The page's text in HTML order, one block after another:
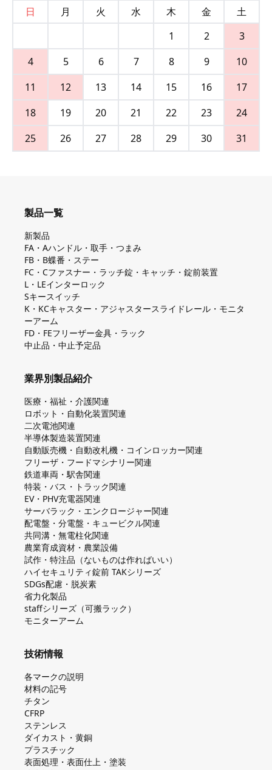
日
月 火 水 木 金
土
1
2
3
4
5 6 7 8 9
10
11
12 13 14 15 16
17
18
19 20 21 22 23
24
25
26 27 28 29 30 31
製品一覧
新製品
FA・Aハンドル・取手・つまみ
FB・B蝶番・ステー
FC・Cファスナー・ラッチ錠・キャッチ・錠前装置
L・LEインターロック
Sキースイッチ
K・KCキャスター・アジャスタースライドレール・モニタ
ーアーム
FD・FEフリーザー金具・ラック
中止品・中止予定品
業界別製品紹介
医療・福祉・介護関連
ロボット・自動化装置関連
二次電池関連
半導体製造装置関連
自動販売機・自動改札機・コインロッカー関連
フリーザ・フードマシナリー関連
鉄道車両・駅舎関連
特装・バス・トラック関連
EV・PHV充電器関連
サーバラック・エンクロージャー関連
配電盤・分電盤・キュービクル関連
共同溝・無電柱化関連
農業育成資材・農業設備
試作・特注品（ないものは作ればいい）
ハイセキュリティ錠前 TAKシリーズ
SDGs配慮・脱炭素
省力化製品
staffシリーズ（可搬ラック）
モニターアーム
技術情報
各マークの説明
材料の記号
チタン
CFRP
ステンレス
ダイカスト・⻩銅
プラスチック
表面処理・表面仕上・塗装